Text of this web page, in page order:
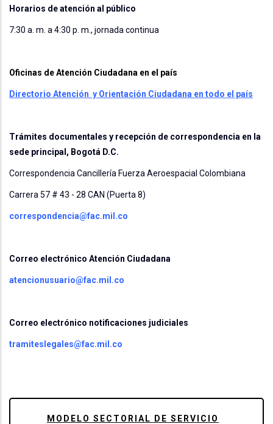
Horarios de atención al público
7:30 a. m. a 4:30 p. m., jornada continua
Oficinas de Atención Ciudadana en el país
Directorio Atención y Orientación Ciudadana en todo el país
Trámites documentales y recepción de correspondencia en la
sede principal, Bogotá D.C.
Correspondencia Cancillería Fuerza Aeroespacial Colombiana
Carrera 57 # 43 - 28 CAN (Puerta 8)
correspondencia@fac.mil.co
Correo electrónico Atención Ciudadana
atencionusuario@fac.mil.co
Correo electrónico notificaciones judiciales
tramiteslegales@fac.mil.co
MODELO SECTORIAL DE SERVICIO